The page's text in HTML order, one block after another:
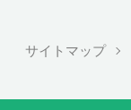
サイトマップ